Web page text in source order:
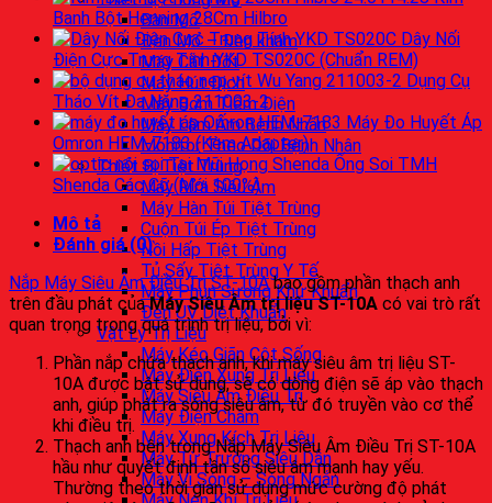
Bàn Mổ
Đèn Mổ – Đèn khám
Máy Cắt Đốt
Máy Hút Dịch
Máy Bơm Tiêm Điện
Máy Làm Ấm Bệnh Nhân
Monitor Theo Dõi Bệnh Nhân
Thiết Bị Tiệt Trùng
Máy Rửa Siêu Âm
Máy Hàn Túi Tiệt Trùng
Cuộn Túi Ép Tiệt Trùng
Nồi Hấp Tiệt Trùng
Tủ Sấy Tiệt Trùng Y Tế
Máy Phun Sương Khử Khuẩn
Đèn UV Diệt Khuẩn
Vật Lý Trị Liệu
Máy Kéo Giãn Cột Sống
Máy Điện Xung Trị Liệu
Máy Siêu Âm Điều Trị
Máy Điện Châm
Máy Xung Kích Trị Liệu
Máy Từ Trường Siêu Dẫn
Máy Vi Sóng – Sóng Ngắn
Banh Bột Henning 28Cm Hilbro
Dây Nối
Điện Cực Trung Tính YKD TS020C (Chuẩn REM)
Dụng Cụ
Tháo Vít Đa Năng 211003-2
Máy Đo Huyết Áp
Omron HEM-7183 (Kèm Adapter)
Ống Soi TMH
Shenda Các Cỡ (Mới 100%)
Mô tả
Đánh giá (0)
Nắp Máy Siêu Âm Điều Trị ST-10Abao gồm phần thạch anh
trên đầu phát củaMáy Siêu Âm trị liệu ST-10A có vai trò rất
quan trọng trong quá trình trị liệu, bởi vì:
Phần nắp chứa thạch anh, khi máy siêu âm trị liệu ST-
10A được bật sử dụng, sẽ có dòng điện sẽ áp vào thạch
anh, giúp phát ra sóng siêu âm, từ đó truyền vào cơ thể
khi điều trị.
Thạch anh bên trong Nắp Máy Siêu Âm Điều Trị ST-10A
hầu như quyết định tần số siêu âm mạnh hay yếu.
Thường theo thời gian sử dụng mức cường độ phát